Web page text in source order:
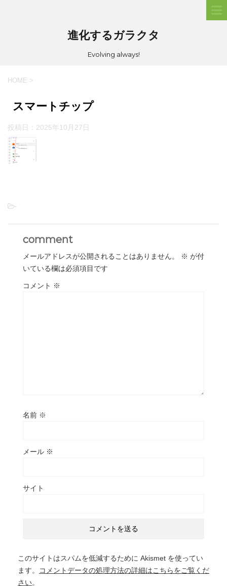
進化するガラクタ
Evolving always!
HOME >
スマートチップ
投稿日： 2025年10月27日
-
comment
メールアドレスが公開されることはありません。 ※ が付
いている欄は必須項目です
コメント ※
名前 ※
メール ※
サイト
このサイトはスパムを低減するために Akismet を使ってい
ます。
コメントデータの処理方法の詳細はこちらをご覧くだ
さい。